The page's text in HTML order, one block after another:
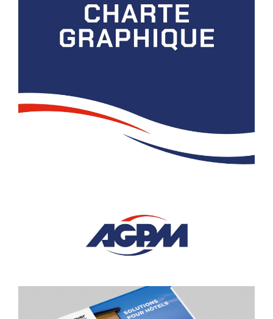
AGPM
CHARTE GRAPHIQUE